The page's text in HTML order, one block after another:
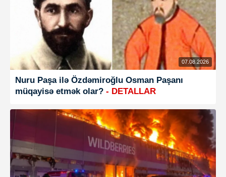
07.08.2026
Nuru Paşa ilə Özdəmiroğlu Osman Paşanı
müqayisə etmək olar? - DETALLAR